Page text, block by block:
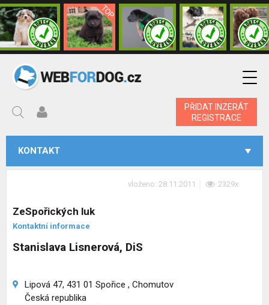
PŘIDAT INZERÁT
REGISTRACE
KONTAKT
vloženo: 28.11.2011 2329x
ZeSpořických luk
Kontaktní informace
Stanislava Lisnerová, DiS
Lipová 47, 431 01 Spořice , Chomutov
Česká republika